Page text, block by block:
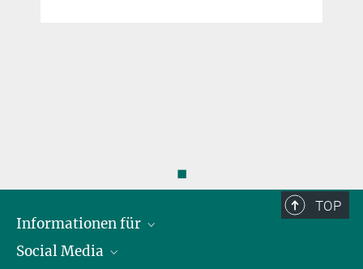
◼
TOP
Informationen für
Journalist*innen
Social Media